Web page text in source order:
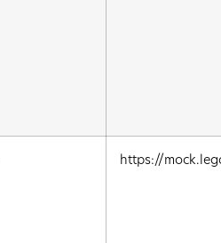
https://